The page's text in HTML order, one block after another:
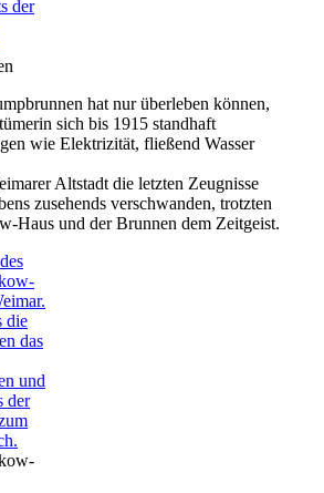
hat nur überleben können,
sich bis 1915 standhaft
wie Elektrizität, fließend Wasser
Altstadt die letzten Zeugnisse
zusehends verschwanden, trotzten
Haus und der Brunnen dem Zeitgeist.